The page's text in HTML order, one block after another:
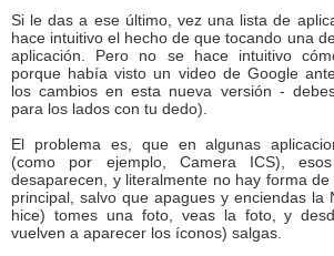
Si le das a ese último, vez una lista de
hace intuitivo el hecho de que tocando una
aplicación. Pero no se hace intuitivo
porque había visto un video de Google
los cambios en esta nueva versión -
para los lados con tu dedo).
El problema es, que en algunas
(como por ejemplo, Camera ICS),
desaparecen, y literalmente no hay forma
principal, salvo que apagues y enciendas la
hice) tomes una foto, veas la foto, y
vuelven a aparecer los íconos) salgas.